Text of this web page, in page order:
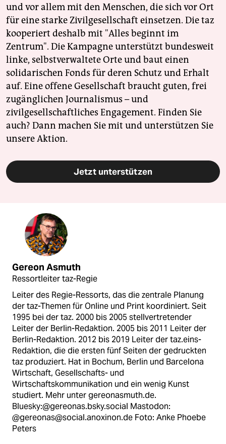
und vor allem mit den Menschen, die sich vor Ort
für eine starke Zivilgesellschaft einsetzen. Die taz
kooperiert deshalb mit "Alles beginnt im
Zentrum". Die Kampagne unterstützt bundesweit
linke, selbstverwaltete Orte und baut einen
solidarischen Fonds für deren Schutz und Erhalt
auf. Eine offene Gesellschaft braucht guten, frei
zugänglichen Journalismus – und
zivilgesellschaftliches Engagement. Finden Sie
auch? Dann machen Sie mit und unterstützen Sie
unsere Aktion.
Jetzt unterstützen
Gereon Asmuth
Ressortleiter taz-Regie
Leiter des Regie-Ressorts, das die zentrale Planung
der taz-Themen für Online und Print koordiniert. Seit
1995 bei der taz. 2000 bis 2005 stellvertretender
Leiter der Berlin-Redaktion. 2005 bis 2011 Leiter der
Berlin-Redaktion. 2012 bis 2019 Leiter der taz.eins-
Redaktion, die die ersten fünf Seiten der gedruckten
taz produziert. Hat in Bochum, Berlin und Barcelona
Wirtschaft, Gesellschafts- und
Wirtschaftskommunikation und ein wenig Kunst
studiert. Mehr unter gereonasmuth.de.
Bluesky:@gereonas.bsky.social Mastodon:
@gereonas@social.anoxinon.de Foto: Anke Phoebe
Peters